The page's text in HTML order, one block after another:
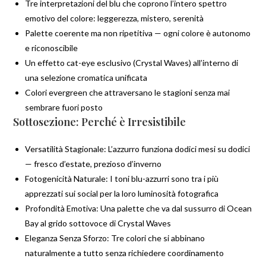
Tre interpretazioni del blu che coprono l’intero spettro
emotivo del colore: leggerezza, mistero, serenità
Palette coerente ma non ripetitiva — ogni colore è autonomo
e riconoscibile
Un effetto cat-eye esclusivo (Crystal Waves) all’interno di
una selezione cromatica unificata
Colori evergreen che attraversano le stagioni senza mai
sembrare fuori posto
Sottosezione: Perché è Irresistibile
Versatilità Stagionale: L’azzurro funziona dodici mesi su dodici
— fresco d’estate, prezioso d’inverno
Fotogenicità Naturale: I toni blu-azzurri sono tra i più
apprezzati sui social per la loro luminosità fotografica
Profondità Emotiva: Una palette che va dal sussurro di Ocean
Bay al grido sottovoce di Crystal Waves
Eleganza Senza Sforzo: Tre colori che si abbinano
naturalmente a tutto senza richiedere coordinamento